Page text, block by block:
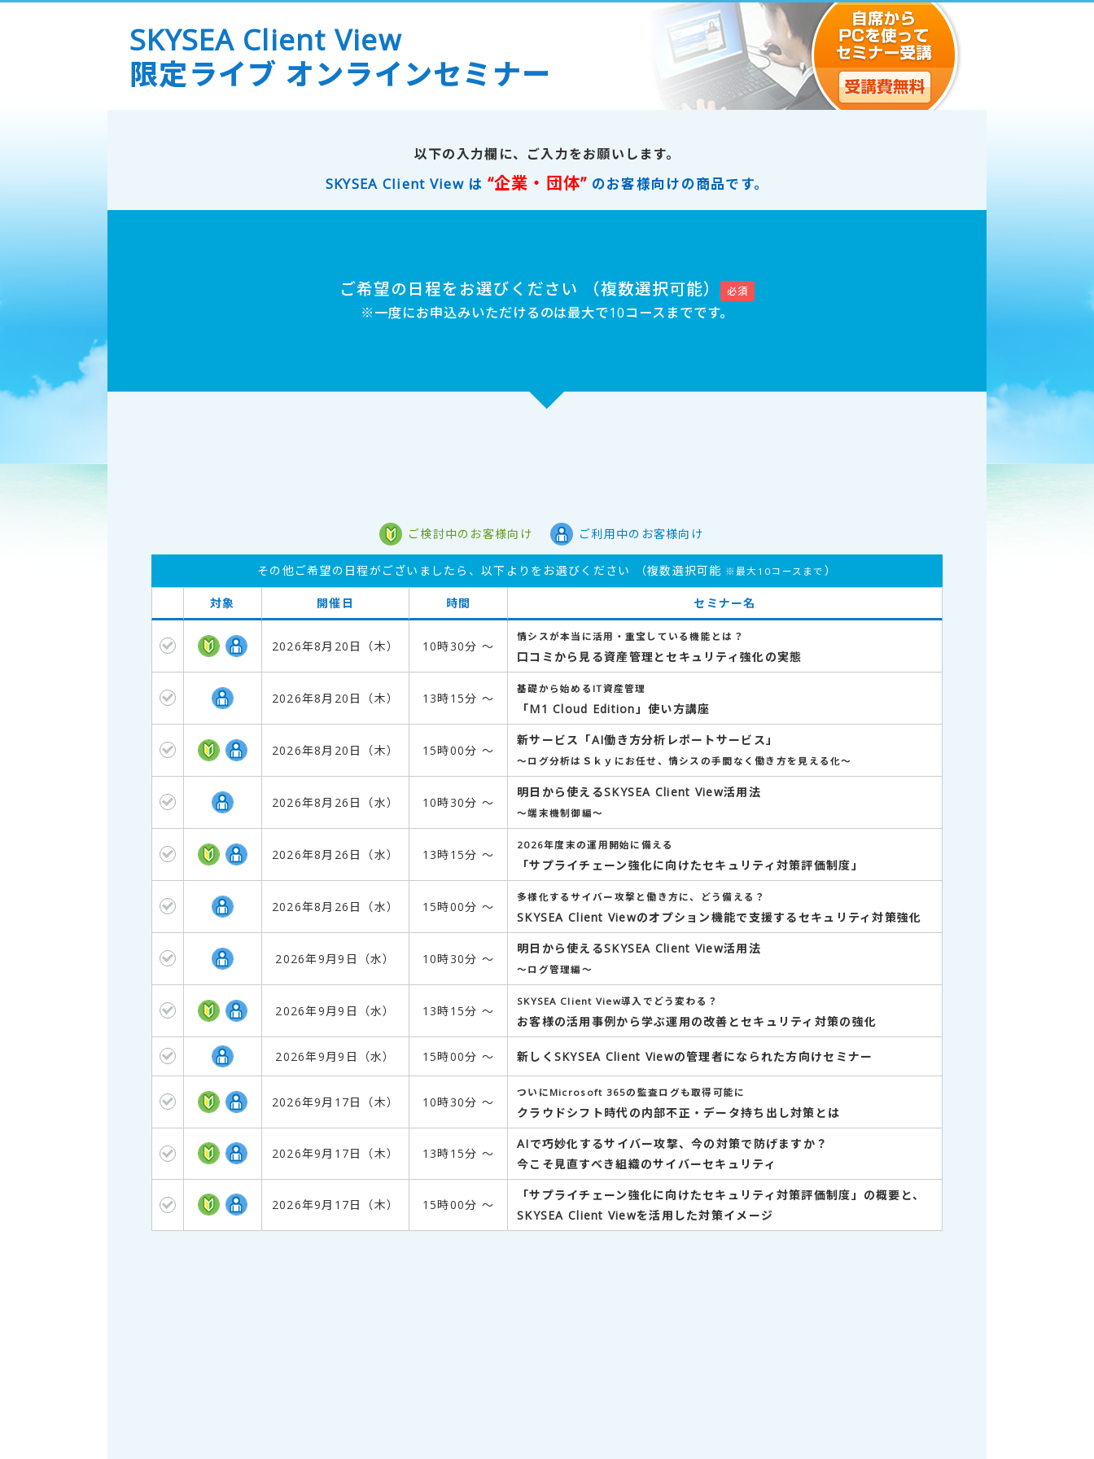
SKYSEA Client View
限定ライブ オンラインセミナー
以下の入力欄に、ご入力をお願いします。
SKYSEA Client View は “企業・団体” のお客様向けの商品です。
ご希望の日程をお選びください （複数選択可能） 必須
※一度にお申込みいただけるのは最大で10コースまでです。
ご検討中のお客様向け ご利用中のお客様向け
その他ご希望の日程がございましたら、以下よりをお選びください （複数選択可能 ※最大10コースまで ）
対象 開催日 時間 セミナー名
2026年8月20日（木） 10時30分 ～
情シスが本当に活用・重宝している機能とは？
口コミから見る資産管理とセキュリティ強化の実態
2026年8月20日（木） 13時15分 ～
基礎から始めるIT資産管理
「M1 Cloud Edition」使い方講座
2026年8月20日（木） 15時00分 ～
新サービス「AI働き方分析レポートサービス」
～ログ分析はＳｋｙにお任せ、情シスの手間なく働き方を見える化～
2026年8月26日（水） 10時30分 ～
明日から使えるSKYSEA Client View活用法
～端末機制御編～
2026年8月26日（水） 13時15分 ～
2026年度末の運用開始に備える
「サプライチェーン強化に向けたセキュリティ対策評価制度」
2026年8月26日（水） 15時00分 ～
多様化するサイバー攻撃と働き方に、どう備える？
SKYSEA Client Viewのオプション機能で支援するセキュリティ対策強化
2026年9月9日（水） 10時30分 ～
明日から使えるSKYSEA Client View活用法
～ログ管理編～
2026年9月9日（水） 13時15分 ～
SKYSEA Client View導入でどう変わる？
お客様の活用事例から学ぶ運用の改善とセキュリティ対策の強化
2026年9月9日（水） 15時00分 ～ 新しくSKYSEA Client Viewの管理者になられた方向けセミナー
2026年9月17日（木） 10時30分 ～
ついにMicrosoft 365の監査ログも取得可能に
クラウドシフト時代の内部不正・データ持ち出し対策とは
2026年9月17日（木） 13時15分 ～
AIで巧妙化するサイバー攻撃、今の対策で防げますか？
今こそ見直すべき組織のサイバーセキュリティ
2026年9月17日（木） 15時00分 ～
「サプライチェーン強化に向けたセキュリティ対策評価制度」の概要と、
SKYSEA Client Viewを活用した対策イメージ